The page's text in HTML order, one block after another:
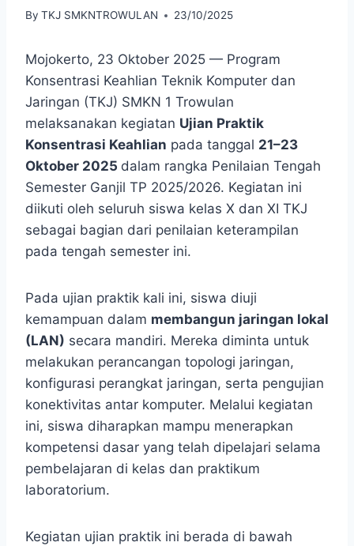
By TKJ SMKNTROWULAN 23/10/2025
Mojokerto, 23 Oktober 2025 — Program
Konsentrasi Keahlian Teknik Komputer dan
Jaringan (TKJ) SMKN 1 Trowulan
melaksanakan kegiatan Ujian Praktik
Konsentrasi Keahlian pada tanggal 21–23
Oktober 2025 dalam rangka Penilaian Tengah
Semester Ganjil TP 2025/2026. Kegiatan ini
diikuti oleh seluruh siswa kelas X dan XI TKJ
sebagai bagian dari penilaian keterampilan
pada tengah semester ini.
Pada ujian praktik kali ini, siswa diuji
kemampuan dalam membangun jaringan lokal
(LAN) secara mandiri. Mereka diminta untuk
melakukan perancangan topologi jaringan,
konfigurasi perangkat jaringan, serta pengujian
konektivitas antar komputer. Melalui kegiatan
ini, siswa diharapkan mampu menerapkan
kompetensi dasar yang telah dipelajari selama
pembelajaran di kelas dan praktikum
laboratorium.
Kegiatan ujian praktik ini berada di bawah